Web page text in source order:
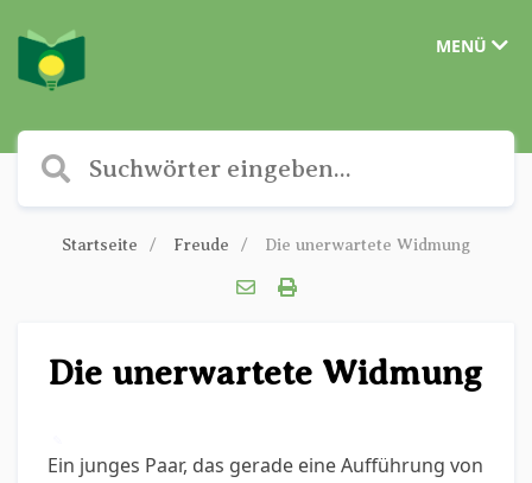
MENÜ
Startseite Freude Die unerwartete Widmung
Die unerwartete Widmung
Ein junges Paar, das gerade eine Aufführung von